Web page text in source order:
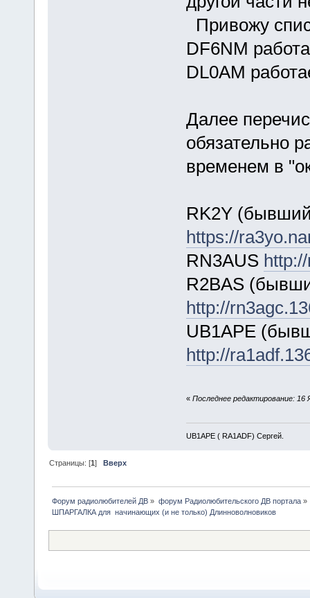
Привожу
DF6NM
DL0AM
Далее
обязательно
временем в
RK2Y
https://
RN3AUS
R2BAS
http://
UB1APE
http://
« Последнее редактирование: 16
UB1APE ( RA1ADF) Сергей.
Страницы: [1]Вверх
Форум радиолюбителей ДВ » форум Радиолюбительского ДВ портала»
ШПАРГАЛКА для  начинающих (и не только) Длинноволновиков